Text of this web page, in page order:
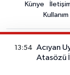
Künye
13:54
Acıyan
Atasözü